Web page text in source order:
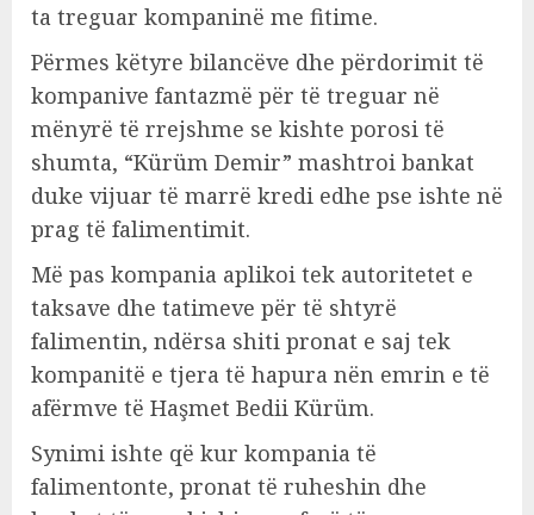
ta treguar kompaninë me fitime.
Përmes këtyre bilancëve dhe përdorimit të
kompanive fantazmë për të treguar në
mënyrë të rrejshme se kishte porosi të
shumta, “Kürüm Demir” mashtroi bankat
duke vijuar të marrë kredi edhe pse ishte në
prag të falimentimit.
Më pas kompania aplikoi tek autoritetet e
taksave dhe tatimeve për të shtyrë
falimentin, ndërsa shiti pronat e saj tek
kompanitë e tjera të hapura nën emrin e të
afërmve të Haşmet Bedii Kürüm.
Synimi ishte që kur kompania të
falimentonte, pronat të ruheshin dhe